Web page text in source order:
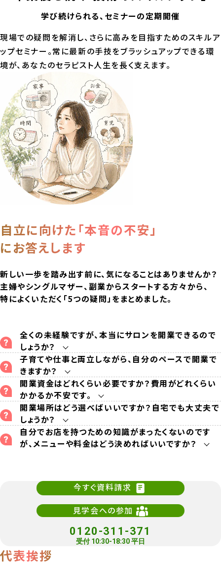
学び続けられる、セミナーの定期開催
現場での疑問を解消し、さらに高みを目指すためのスキルア
ップセミナー。常に最新の手技をブラッシュアップできる環
境が、あなたのセラピスト人生を長く支えます。
自立に向けた「本音の不安」
にお答えします
新しい一歩を踏み出す前に、気になることはありませんか？
主婦やシングルマザー、副業からスタートする方々から、
特によくいただく「5つの疑問」をまとめました。
全くの未経験ですが、本当にサロンを開業できるので
しょうか？
子育てや仕事と両立しながら、自分のペースで開業で
きますか？
開業資金はどれくらい必要ですか？費用がどれくらい
かかるか不安です。
開業場所はどう選べばいいですか？自宅でも大丈夫で
しょうか？
自分でお店を持つための知識がまったくないのです
が、メニューや料金はどう決めればいいですか？
今すぐ資料請求
見学会への参加
0120-311-371
受付 10:30-18:30 平日
代表挨拶